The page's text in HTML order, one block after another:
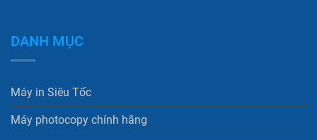
DANH MỤC
Máy in Siêu Tốc
Máy photocopy chính hãng